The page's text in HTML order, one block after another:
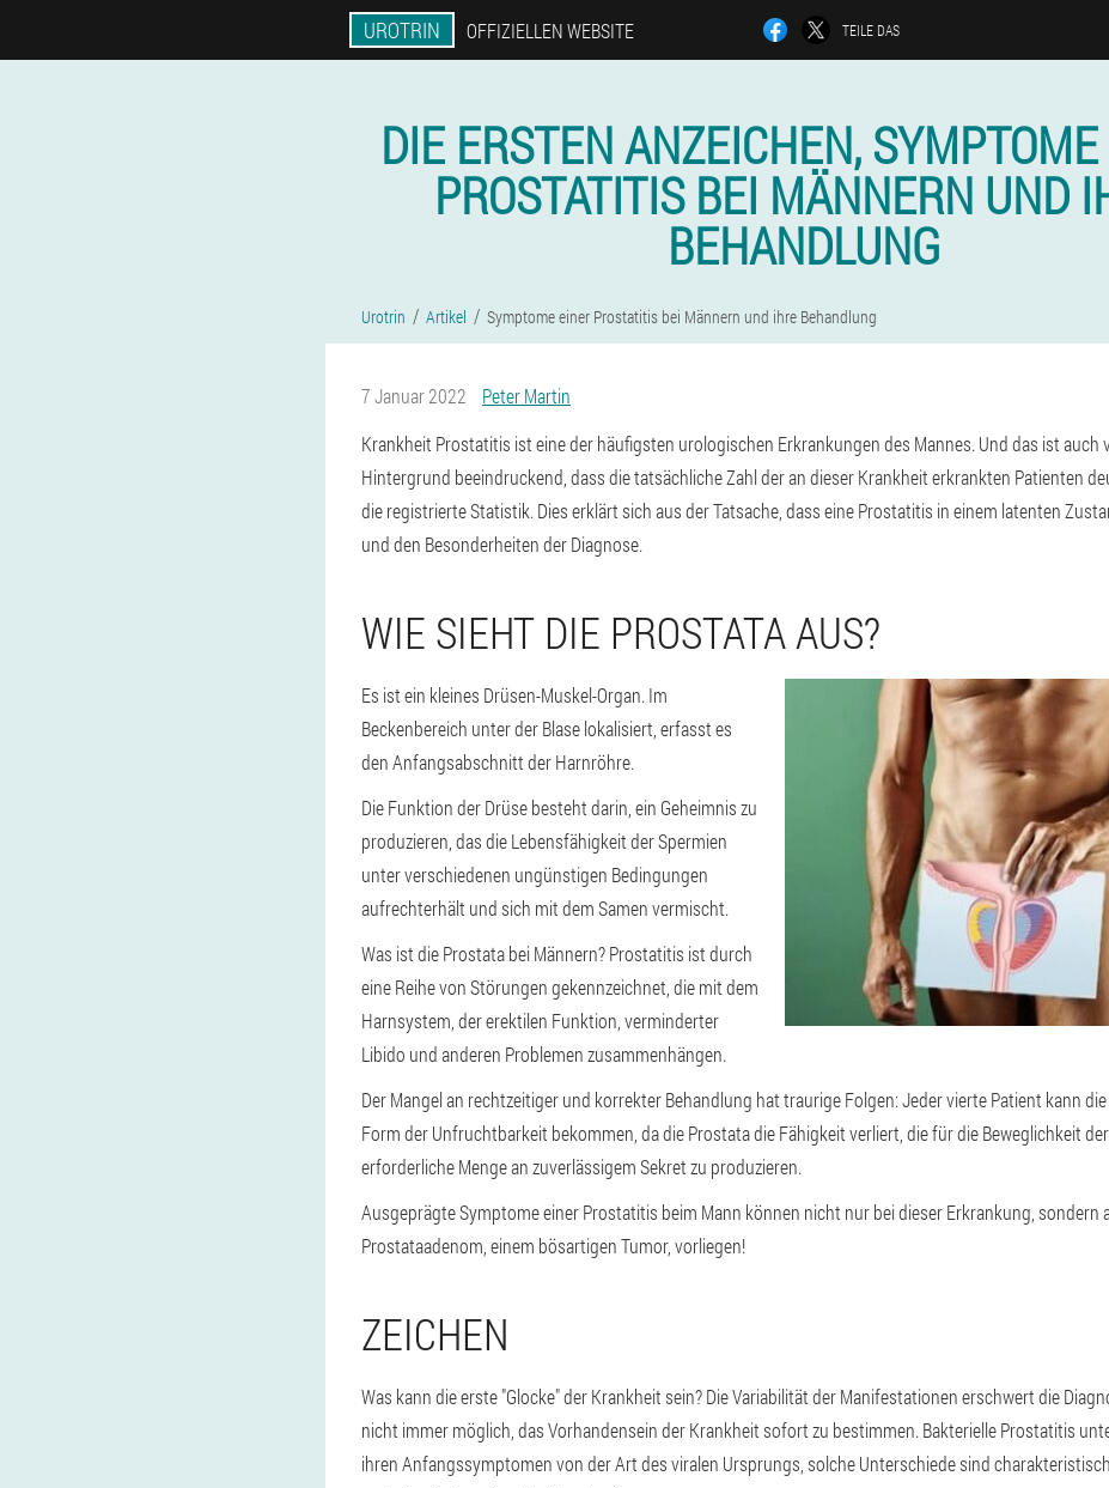
UROTRIN OFFIZIELLEN WEBSITE TEILE DAS
DIE ERSTEN ANZEICHEN,
PROSTATITIS BEI MÄNNERN UND
BEHANDLUNG
Urotrin Artikel Symptome einer Prostatitis bei Männern und ihre Behandlung
7 Januar 2022
Peter Martin
Krankheit Prostatitis ist eine der häufigsten urologischen Erkrankungen des Mannes. Und das ist auch
Hintergrund beeindruckend, dass die tatsächliche Zahl der an dieser Krankheit erkrankten Patienten
die registrierte Statistik. Dies erklärt sich aus der Tatsache, dass eine Prostatitis in einem latenten
und den Besonderheiten der Diagnose.
WIE SIEHT DIE PROSTATA AUS?
Es ist ein kleines Drüsen-Muskel-Organ. Im
Beckenbereich unter der Blase lokalisiert, erfasst es
den Anfangsabschnitt der Harnröhre.
Die Funktion der Drüse besteht darin, ein Geheimnis zu
produzieren, das die Lebensfähigkeit der Spermien
unter verschiedenen ungünstigen Bedingungen
aufrechterhält und sich mit dem Samen vermischt.
Was ist die Prostata bei Männern? Prostatitis ist durch
eine Reihe von Störungen gekennzeichnet, die mit dem
Harnsystem, der erektilen Funktion, verminderter
Libido und anderen Problemen zusammenhängen.
Der Mangel an rechtzeitiger und korrekter Behandlung hat traurige Folgen: Jeder vierte Patient kann
Form der Unfruchtbarkeit bekommen, da die Prostata die Fähigkeit verliert, die für die Beweglichkeit
erforderliche Menge an zuverlässigem Sekret zu produzieren.
Ausgeprägte Symptome einer Prostatitis beim Mann können nicht nur bei dieser Erkrankung, sondern
Prostataadenom, einem bösartigen Tumor, vorliegen!
ZEICHEN
Was kann die erste "Glocke" der Krankheit sein? Die Variabilität der Manifestationen erschwert die
nicht immer möglich, das Vorhandensein der Krankheit sofort zu bestimmen. Bakterielle Prostatitis
ihren Anfangssymptomen von der Art des viralen Ursprungs, solche Unterschiede sind